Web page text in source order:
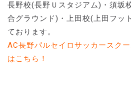
長野校(長野Ｕスタジアム)・須坂
合グラウンド)・上田校(上田フッ
ております。
AC長野パルセイロサッカースク
はこちら！